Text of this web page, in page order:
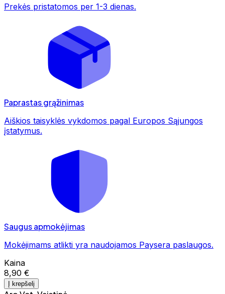
Prekės pristatomos per 1-3 dienas.
Paprastas grąžinimas
Aiškios taisyklės vykdomos pagal Europos Sąjungos
įstatymus.
Saugus apmokėjimas
Mokėjimams atlikti yra naudojamos Paysera paslaugos.
Kaina
8,90 €
Į krepšelį